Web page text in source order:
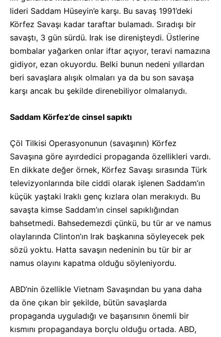
lideri Saddam Hüseyin’e karşı. Bu savaş 1991’deki
Körfez Savaşı kadar taraftar bulamadı. Sıradışı bir
savaştı, 3 gün sürdü. Irak ise direnişteydi. Üstlerine
bombalar yağarken onlar iftar açıyor, teravi namazına
gidiyor, ezan okuyordu. Belki bunun nedeni yıllardan
beri savaşlara alışık olmaları ya da bu son savaşa
karşı ancak bu şekilde direnebiliyor olmalarıydı.
Saddam Körfez’de cinsel sapıktı
Çöl Tilkisi Operasyonunun (savaşının) Körfez
Savaşına göre ayırdedici propaganda özellikleri vardı.
En dikkate değer örnek, Körfez Savaşı sırasında Türk
televizyonlarında bile ciddi olarak işlenen Saddam’ın
küçük yaştaki Iraklı genç kızlara olan merakıydı. Bu
savaşta kimse Saddam’ın cinsel sapıklığından
bahsetmedi. Bahsedemezdi çünkü, bu tür ar ve namus
olaylarında Clinton’ın Irak başkanına söyleyecek pek
sözü yoktu. Hatta savaşın nedeninin bu tür bir ar
namus olayını kapatma olduğu söyleniyordu.
ABD‘nin özellikle Vietnam Savaşından bu yana daha
da öne çıkan bir şekilde, bütün savaşlarda
propaganda uyguladığı ve başarısının önemli bir
kısmını propagandaya borçlu olduğu ortada. ABD,